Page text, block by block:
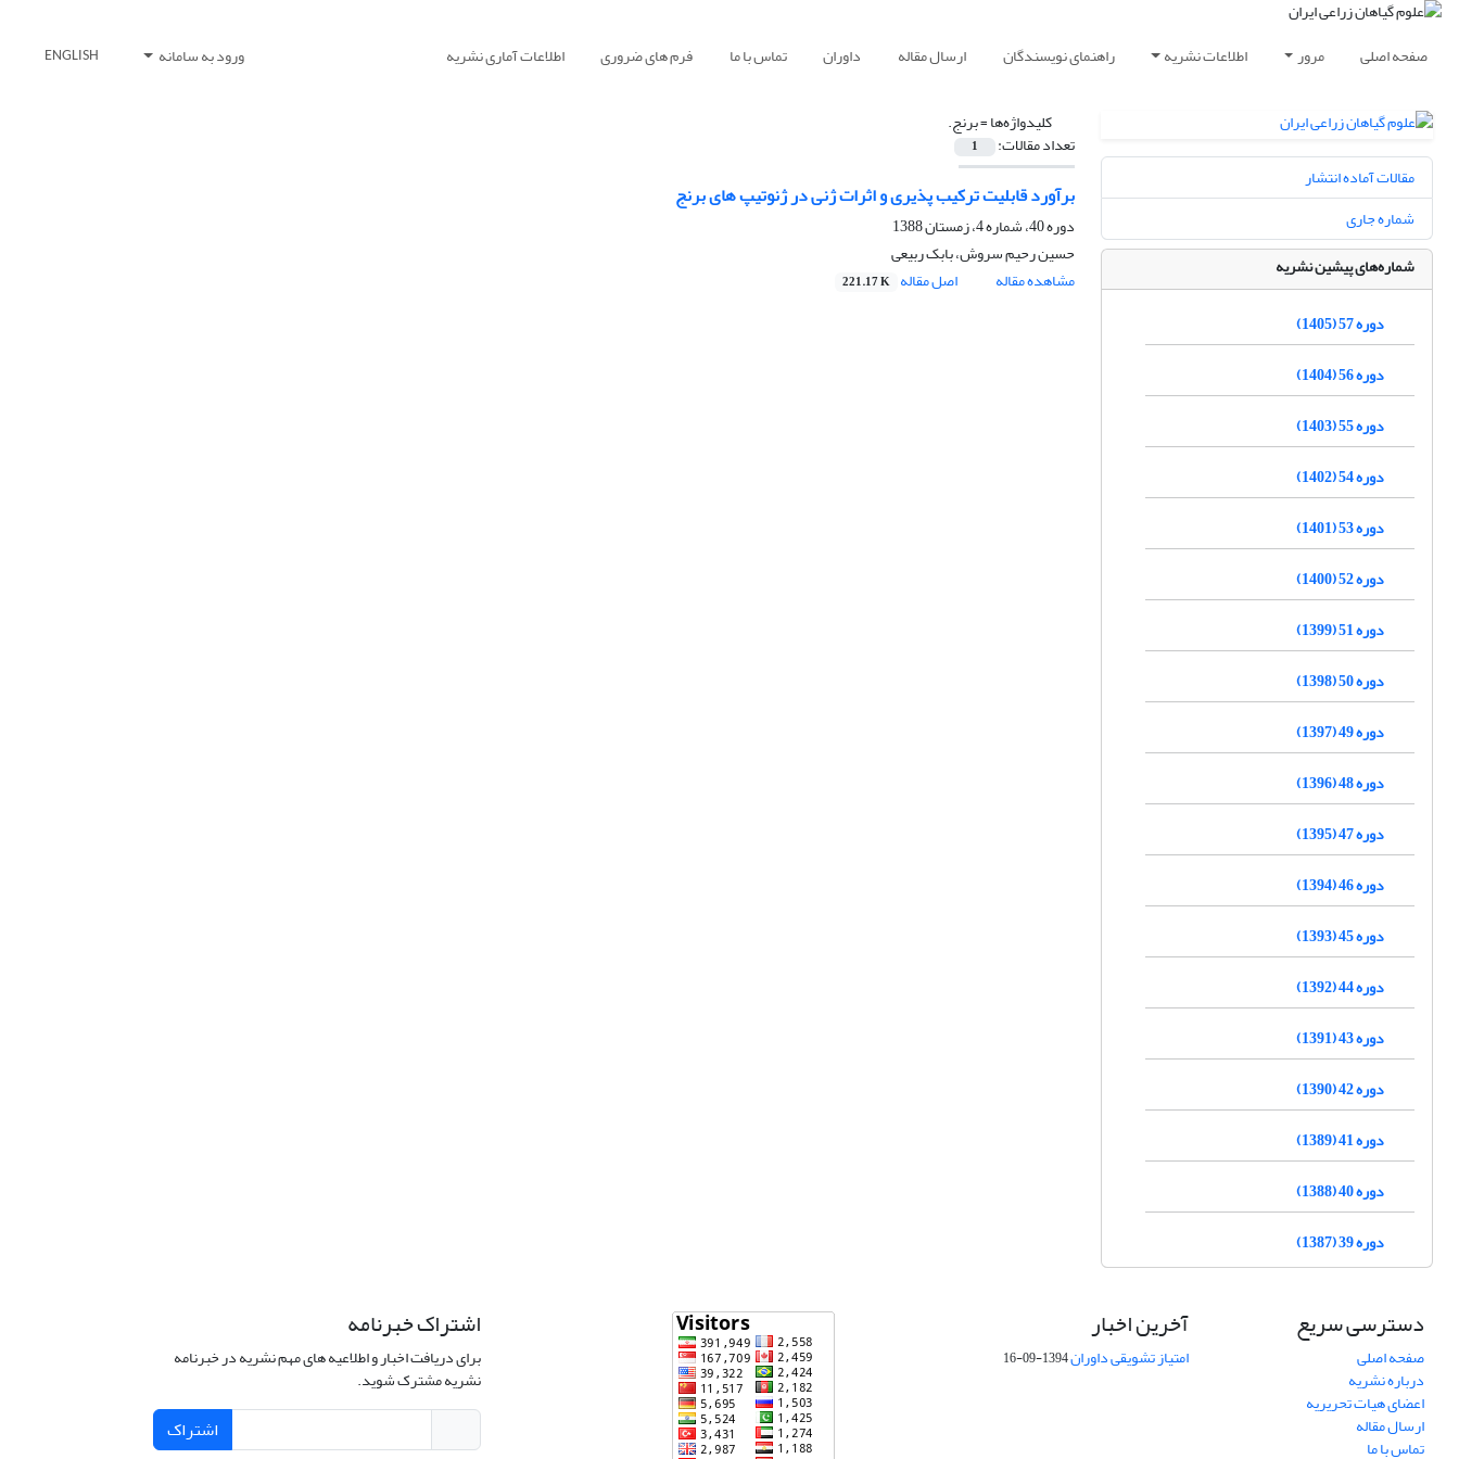
صفحه اصلی مرور اطلاعات نشریه راهنمای نویسندگان ارسال مقاله داوران تماس با ما فرم های ضروری اطلاعات آماری نشریه ورود به سامانه ENGLISH
کلیدواژه‌ها =برنج.
تعداد مقالات: 1
برآورد قابلیت ترکیب پذیری و اثرات ژنی در ژنوتیپ های برنج
دوره 40، شماره 4، زمستان 1388
حسین رحیم سروش، بابک ربیعی
مشاهده مقاله
اصل مقاله 221.17 K
مقالات آماده انتشار
شماره جاری
شماره‌های پیشین نشریه
دوره 57 (1405)
دوره 56 (1404)
دوره 55 (1403)
دوره 54 (1402)
دوره 53 (1401)
دوره 52 (1400)
دوره 51 (1399)
دوره 50 (1398)
دوره 49 (1397)
دوره 48 (1396)
دوره 47 (1395)
دوره 46 (1394)
دوره 45 (1393)
دوره 44 (1392)
دوره 43 (1391)
دوره 42 (1390)
دوره 41 (1389)
دوره 40 (1388)
دوره 39 (1387)
دسترسی سریع
صفحه اصلی
درباره نشریه
اعضای هیات تحریریه
ارسال مقاله
تماس با ما
آخرین اخبار
امتیاز تشویقی داوران1394-09-16
اشتراک خبرنامه
برای دریافت اخبار و اطلاعیه های مهم نشریه در خبرنامه
نشریه مشترک شوید.
اشتراک